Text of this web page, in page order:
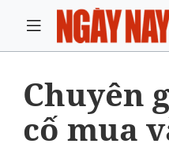
Chuyên
cố mua